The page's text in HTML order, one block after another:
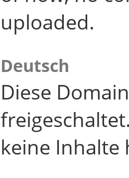
uploaded.
Deutsch
Diese
keine Inhalte